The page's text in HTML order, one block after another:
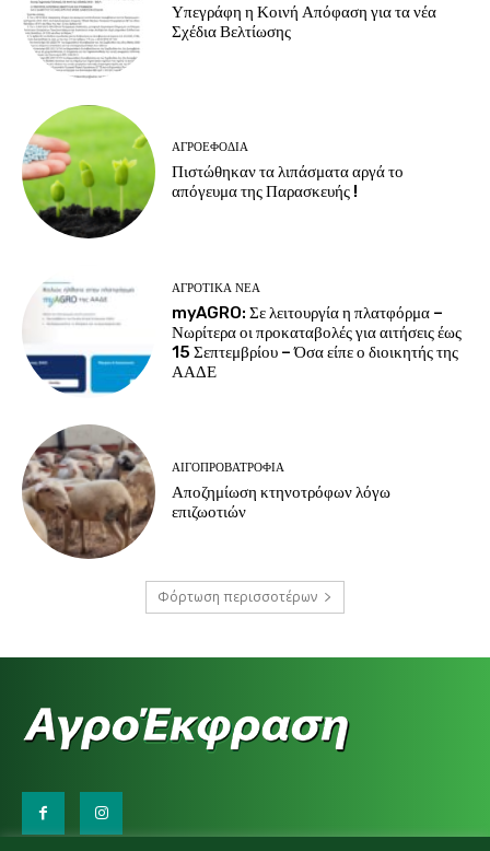
Υπεγράφη η Κοινή Απόφαση για τα νέα
Σχέδια Βελτίωσης
ΑΓΡΟΕΦΌΔΙΑ
Πιστώθηκαν τα λιπάσματα αργά το
απόγευμα της Παρασκευής !
ΑΓΡΟΤΙΚΆ ΝΈΑ
myAGRO: Σε λειτουργία η πλατφόρμα –
Νωρίτερα οι προκαταβολές για αιτήσεις έως
15 Σεπτεμβρίου – Όσα είπε ο διοικητής της
ΑΑΔΕ
ΑΙΓΟΠΡΟΒΑΤΡΟΦΊΑ
Αποζημίωση κτηνοτρόφων λόγω
επιζωοτιών
Φόρτωση περισσοτέρων